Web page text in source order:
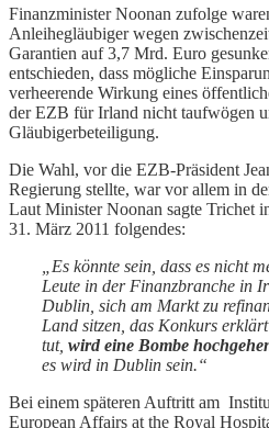
Finanzminister Noonan zufolge
Anleihegläubiger wegen
Garantien auf 3,7 Mrd. Euro
entschieden, dass mögliche
verheerende Wirkung eines
der EZB für Irland nicht taufwögen
Gläubigerbeteiligung.
Die Wahl, vor die EZB-Präsident
Regierung stellte, war vor allem in
Laut Minister Noonan sagte Trichet
31. März 2011 folgendes:
„Es könnte sein, dass es nicht
Leute in der Finanzbranche in
Dublin, sich am Markt zu
Land sitzen, das Konkurs
tut, wird eine Bombe
es wird in Dublin sein.“
Bei einem späteren Auftritt am
European Affairs at the Royal